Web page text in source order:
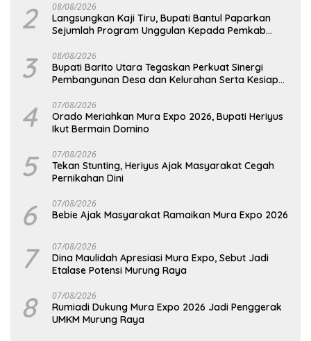
2 08/08/2026
Langsungkan Kaji Tiru, Bupati Bantul Paparkan
Sejumlah Program Unggulan Kepada Pemkab
3 08/08/2026
Bupati Barito Utara Tegaskan Perkuat Sinergi
Pembangunan Desa dan Kelurahan Serta Kesiapan
4 07/08/2026
Orado Meriahkan Mura Expo 2026, Bupati Heriyus
Ikut Bermain Domino
5 07/08/2026
Tekan Stunting, Heriyus Ajak Masyarakat Cegah
Pernikahan Dini
6 07/08/2026
Bebie Ajak Masyarakat Ramaikan Mura Expo 2026
7 07/08/2026
Dina Maulidah Apresiasi Mura Expo, Sebut Jadi
Etalase Potensi Murung Raya
8 07/08/2026
Rumiadi Dukung Mura Expo 2026 Jadi Penggerak
UMKM Murung Raya